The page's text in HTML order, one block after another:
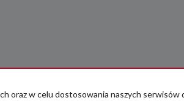
oraz w celu dostosowania naszych